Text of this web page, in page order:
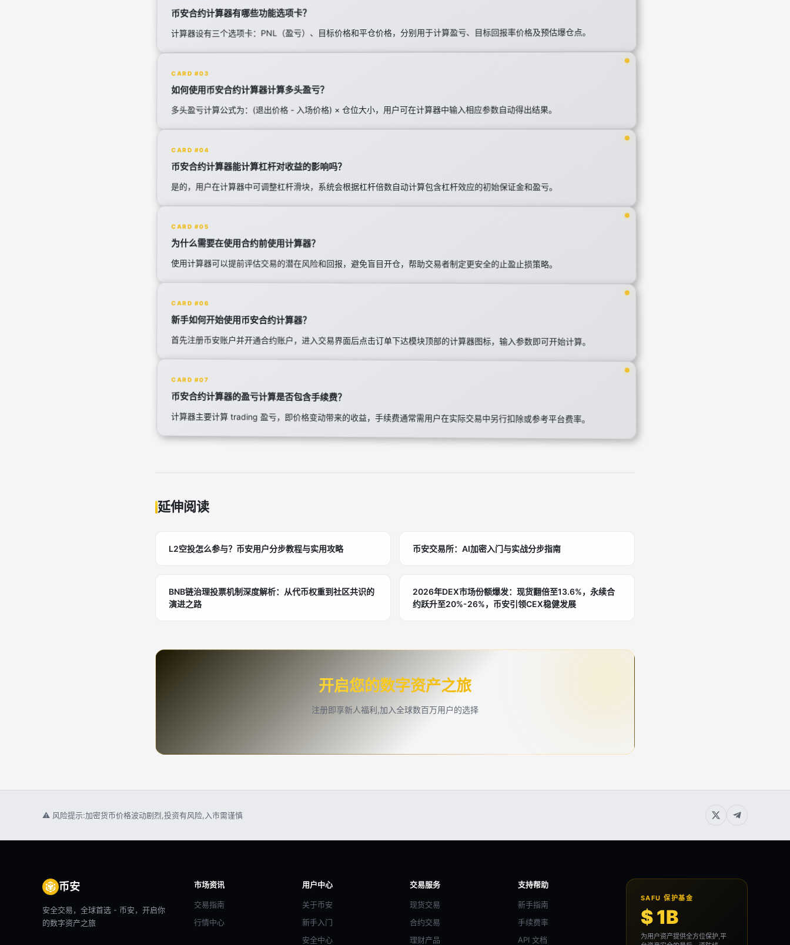
币安合约计算器有哪些功能选项卡？
计算器设有三个选项卡：PNL（盈亏）、目标价格和平仓价格，分别用于计算盈亏、目标回报率价格及预估爆仓点。
CARD #03
如何使用币安合约计算器计算多头盈亏？
多头盈亏计算公式为：(退出价格 - 入场价格) × 仓位大小，用户可在计算器中输入相应参数自动得出结果。
CARD #04
币安合约计算器能计算杠杆对收益的影响吗？
是的，用户在计算器中可调整杠杆滑块，系统会根据杠杆倍数自动计算包含杠杆效应的初始保证金和盈亏。
CARD #05
为什么需要在使用合约前使用计算器？
使用计算器可以提前评估交易的潜在风险和回报，避免盲目开仓，帮助交易者制定更安全的止盈止损策略。
CARD #06
新手如何开始使用币安合约计算器？
首先注册币安账户并开通合约账户，进入交易界面后点击订单下达模块顶部的计算器图标，输入参数即可开始计算。
CARD #07
币安合约计算器的盈亏计算是否包含手续费？
计算器主要计算 trading 盈亏，即价格变动带来的收益，手续费通常需用户在实际交易中另行扣除或参考平台费率。
延伸阅读
L2空投怎么参与？币安用户分步教程与实用攻略 币安交易所：AI加密入门与实战分步指南
BNB链治理投票机制深度解析：从代币权重到社区共识的
演进之路
2026年DEX市场份额爆发：现货翻倍至13.6%，永续合
约跃升至20%-26%，币安引领CEX稳健发展
开启您的数字资产之旅
注册即享新人福利,加入全球数百万用户的选择
⚠ 风险提示:加密货币价格波动剧烈,投资有风险,入市需谨慎
币安
安全交易，全球首选 - 币安，开启你
的数字资产之旅
市场资讯
交易指南
行情中心
用户中心
关于币安
新手入门
安全中心
交易服务
现货交易
合约交易
理财产品
支持帮助
新手指南
手续费率
API 文档
SAFU 保护基金
$ 1B
为用户资产提供全方位保护,平